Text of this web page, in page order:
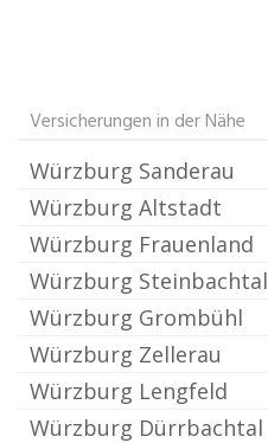
Versicherungen in der Nähe
Würzburg Sanderau
Würzburg Altstadt
Würzburg Frauenland
Würzburg Steinbachtal
Würzburg Grombühl
Würzburg Zellerau
Würzburg Lengfeld
Würzburg Dürrbachtal